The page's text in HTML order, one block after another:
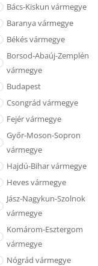
Bács-Kiskun vármegye
Baranya vármegye
Békés vármegye
Borsod-Abaúj-Zemplén
vármegye
Budapest
Csongrád vármegye
Fejér vármegye
Győr-Moson-Sopron
vármegye
Hajdú-Bihar vármegye
Heves vármegye
Jász-Nagykun-Szolnok
vármegye
Komárom-Esztergom
vármegye
Nógrád vármegye